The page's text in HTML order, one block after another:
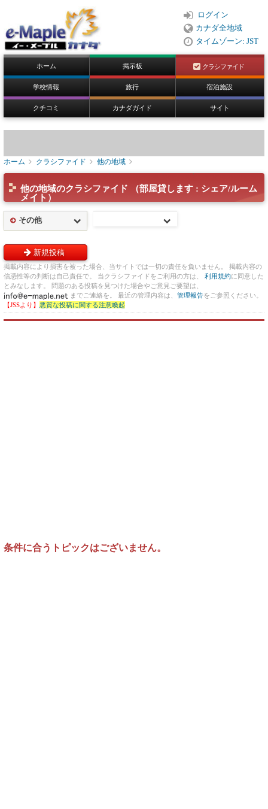
ログイン
カナダ全地域
タイムゾーン: JST
ホーム 掲示板 クラシファイド
学校情報 旅行 宿泊施設
クチコミ カナダガイド サイト
ホーム クラシファイド 他の地域
他の地域のクラシファイド （部屋貸します : シェア/ルーム
メイト）
その他
掲載内容により損害を被った場合、当サイトでは一切の責任を負いません。 掲載内容の
信憑性等の判断は自己責任で。 当クラシファイドをご利用の方は、 利用規約に同意した
とみなします。 問題のある投稿を見つけた場合やご意見ご要望は、
までご連絡を。 最近の管理内容は、 管理報告をご参照ください。
【JSSより】 悪質な投稿に関する注意喚起
新規投稿
条件に合うトピックはございません。